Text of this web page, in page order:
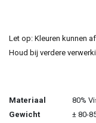
Let op: Kleuren kunnen
Houd bij verdere
Materiaal
80%
Gewicht
± 80-